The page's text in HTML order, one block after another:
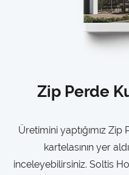
Zip Perde
Üretimini yaptığımız
kartelasının yer
inceleyebilirsiniz. Soltis